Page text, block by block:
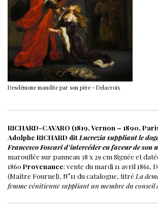
Desdémone maudite par son père - Delacroix
RICHARD-CAVARO (1819, Vernon – 1890,
Adolphe RICHARD ditLucrezia suppliant le
Francesco Foscari d’intercéder en faveur de son
marouflée sur panneau 38 x 29 cm Signée et
1860 Provenance: vente du mardi 11 avril 1861,
(Maître Fournel), N°11 du catalogue, titré La
femme vénitienne suppliant un membre du conseil